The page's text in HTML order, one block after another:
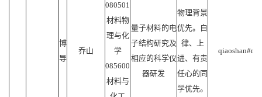
博
导
乔山
080501
材料物
理与化
学
085600
材料与
量子材料的电
子结构研究及
相应的科学仪
器研发
物理背景
优先。自
律、上
进、有责
任心的同
学优先。